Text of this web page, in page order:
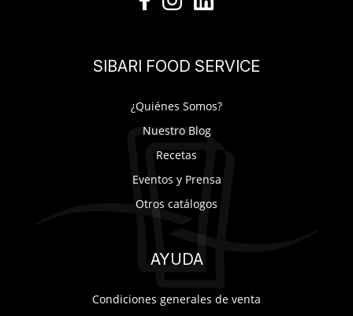
SIBARI FOOD SERVICE
¿Quiénes Somos?
Nuestro Blog
Recetas
Eventos y Prensa
Otros catálogos
AYUDA
Condiciones generales de venta